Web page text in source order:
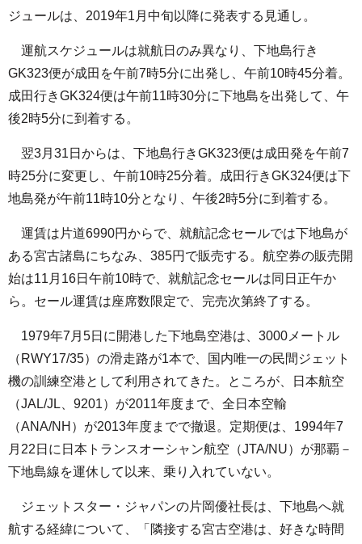
ジュールは、2019年1月中旬以降に発表する見通し。
運航スケジュールは就航日のみ異なり、下地島行き
GK323便が成田を午前7時5分に出発し、午前10時45分着。
成田行きGK324便は午前11時30分に下地島を出発して、午
後2時5分に到着する。
翌3月31日からは、下地島行きGK323便は成田発を午前7
時25分に変更し、午前10時25分着。成田行きGK324便は下
地島発が午前11時10分となり、午後2時5分に到着する。
運賃は片道6990円からで、就航記念セールでは下地島が
ある宮古諸島にちなみ、385円で販売する。航空券の販売開
始は11月16日午前10時で、就航記念セールは同日正午か
ら。セール運賃は座席数限定で、完売次第終了する。
1979年7月5日に開港した下地島空港は、3000メートル
（RWY17/35）の滑走路が1本で、国内唯一の民間ジェット
機の訓練空港として利用されてきた。ところが、日本航空
（JAL/JL、9201）が2011年度まで、全日本空輸
（ANA/NH）が2013年度までで撤退。定期便は、1994年7
月22日に日本トランスオーシャン航空（JTA/NU）が那覇－
下地島線を運休して以来、乗り入れていない。
ジェットスター・ジャパンの片岡優社長は、下地島へ就
航する経緯について、「隣接する宮古空港は、好きな時間